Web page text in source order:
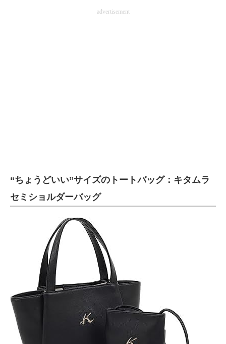
advertisement
“ちょうどいい”サイズのトートバッグ：キタムラ
セミショルダーバッグ